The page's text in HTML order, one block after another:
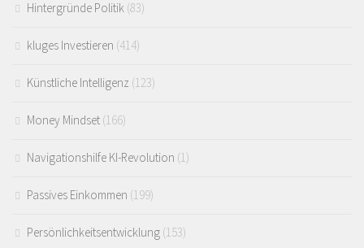
Hintergründe Politik (83)
kluges Investieren (414)
Künstliche Intelligenz (123)
Money Mindset (166)
Navigationshilfe KI-Revolution (1)
Passives Einkommen (199)
Persönlichkeitsentwicklung (153)